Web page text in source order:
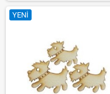
YENI